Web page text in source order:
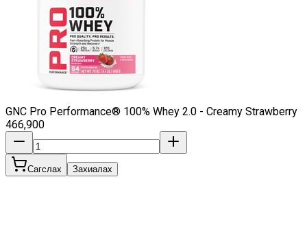
GNC Pro Performance® 100% Whey 2.0 - Creamy Strawberry
466,900
Сагслах Захиалах